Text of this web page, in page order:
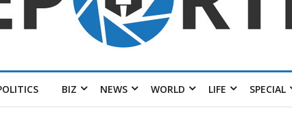
BIZ NEWS WORLD LIFE SPECIAL